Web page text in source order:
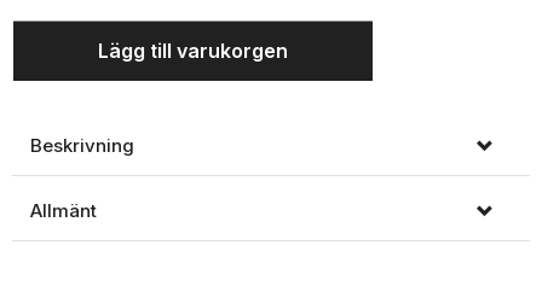
Lägg till varukorgen
Beskrivning
Allmänt